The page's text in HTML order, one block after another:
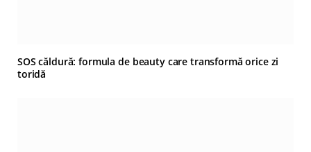
SOS căldură: formula de beauty care transformă orice zi
toridă